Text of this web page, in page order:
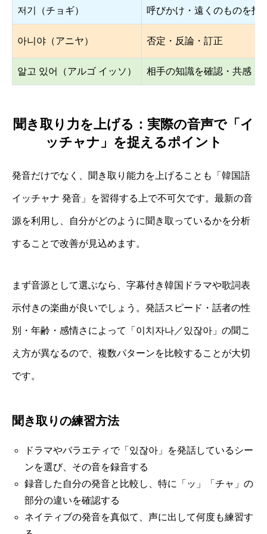
저기（チョギ） 呼びかけ・遠くのものを指
아니야（アニヤ） 否定・反論・訂正
알고 있어（アルゴ イッソ） 相手の知識を確認・共感
聞き取り力を上げる：実際の音声で「イ
ッチャナ」を捉えるポイント
発音だけでなく、聞き取り能力を上げることも「韓国語
イッチャナ 発音」を習得する上で不可欠です。最新の音
源を利用し、自分がどのように聞き取っているかを分析
することで改善が見込めます。
まず音源として選ぶなら、字幕付き韓国ドラマや歌詞表
示付きの楽曲が良いでしょう。発話スピード・話者の性
別・年齢・感情さによって「이치자나／있잖아」の聞こ
え方が異なるので、複数パターンを比較することが大切
です。
聞き取りの練習方法
ドラマやバラエティで「있잖아」を発話しているシー
ンを選び、その音を録音する
録音した自分の発音と比較し、特に「ッ」「チャ」の
部分の違いを確認する
ネイティブの発音を真似て、声に出して何度も練習す